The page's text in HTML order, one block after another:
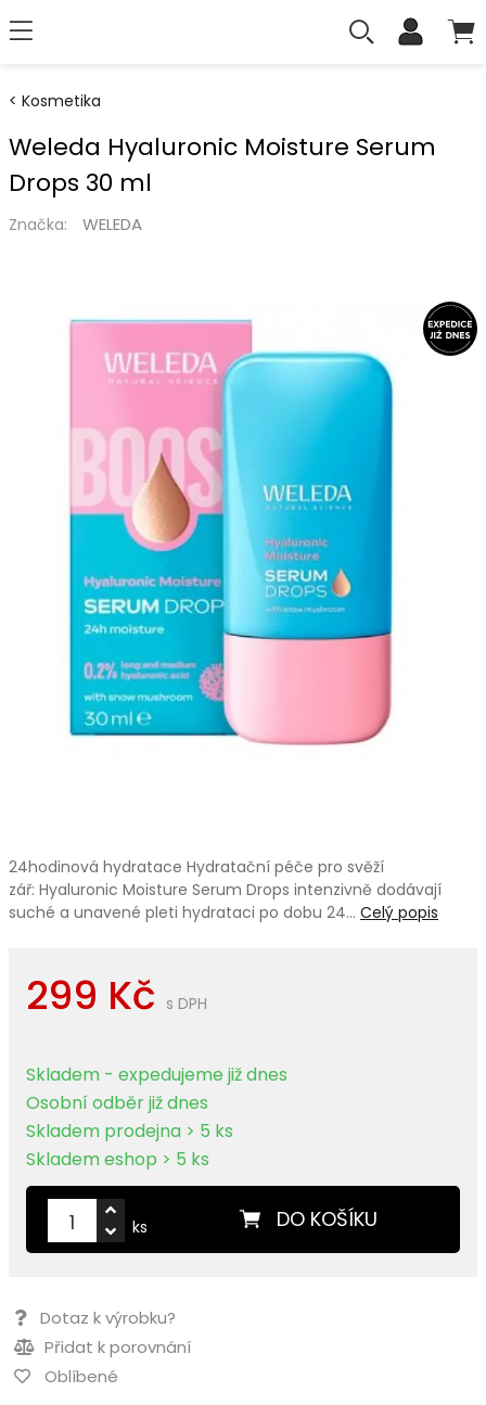
Kosmetika
Weleda Hyaluronic Moisture Serum
Drops 30 ml
Značka: WELEDA
24hodinová hydratace Hydratační péče pro svěží
zář: Hyaluronic Moisture Serum Drops intenzivně dodávají
suché a unavené pleti hydrataci po dobu 24… Celý popis
299 Kč s DPH
Skladem - expedujeme již dnes
Osobní odběr již dnes
Skladem prodejna > 5 ks
Skladem eshop > 5 ks
DO KOŠÍKU
ks
Dotaz k výrobku?
Přidat k porovnání
Oblíbené